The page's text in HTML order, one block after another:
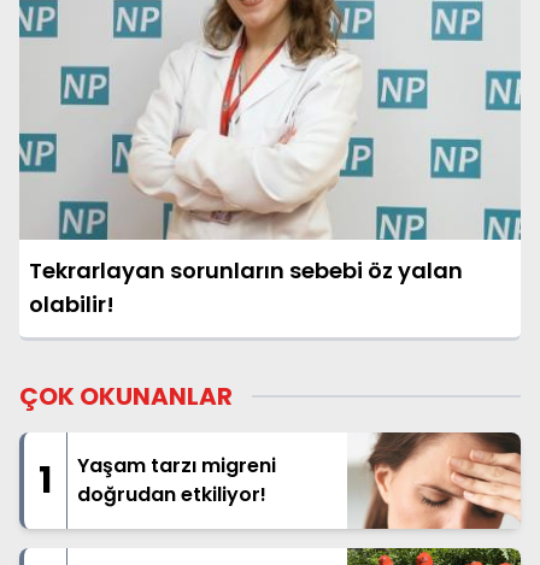
Tekrarlayan sorunların sebebi öz yalan
olabilir!
ÇOK OKUNANLAR
1
Yaşam tarzı migreni
doğrudan etkiliyor!